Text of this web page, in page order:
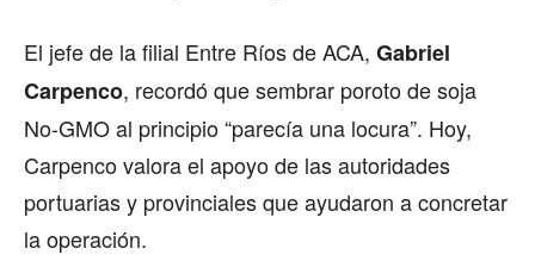
El jefe de la filial Entre Ríos de ACA, Gabriel
Carpenco, recordó que sembrar poroto de soja
No-GMO al principio “parecía una locura”. Hoy,
Carpenco valora el apoyo de las autoridades
portuarias y provinciales que ayudaron a concretar
la operación.